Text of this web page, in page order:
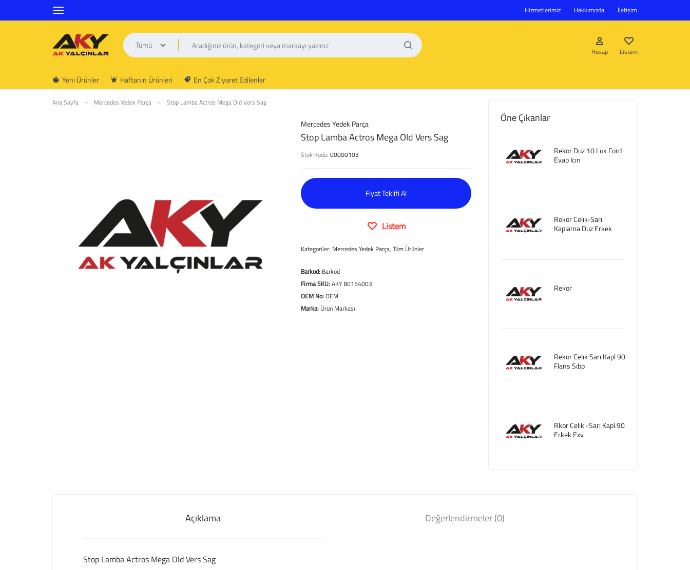
Hizmetlerimiz Hakkımızda İletişim
AK
YALÇINLAR
Tümü
Hesap
Hesap oluştur
Listem
Yeni Ürünler Haftanın Ürünleri En Çok Ziyaret Edilenler
Ana Sayfa – Mercedes Yedek Parça – Stop Lamba Actros Mega Old Vers Sag
Mercedes Yedek Parça
Stop Lamba Actros Mega Old Vers Sag
Stok Kodu:00000103
Fiyat Teklifi Al
Listem
Kategoriler: Mercedes Yedek Parça,Tüm Ürünler
Barkod: Barkod
Firma SKU:AKY B0154003
OEM No:OEM
Marka: Ürün Markası
Öne Çıkanlar
Rekor Duz 10 Luk Ford
Evap Icın
Rekor Celık-Sarı
Kaplama Duz Erkek
Rekor
Rekor Celık Sarı Kapl 90
Flans Sıbp
Rkor Celık -Sarı Kapl.90
Erkek Exv
Açıklama Değerlendirmeler (0)
Stop Lamba Actros Mega Old Vers Sag